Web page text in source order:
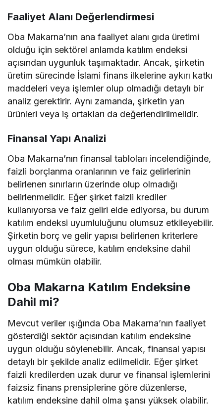
Faaliyet Alanı Değerlendirmesi
Oba Makarna’nın ana faaliyet alanı gıda üretimi
olduğu için sektörel anlamda katılım endeksi
açısından uygunluk taşımaktadır. Ancak, şirketin
üretim sürecinde İslami finans ilkelerine aykırı katkı
maddeleri veya işlemler olup olmadığı detaylı bir
analiz gerektirir. Aynı zamanda, şirketin yan
ürünleri veya iş ortakları da değerlendirilmelidir.
Finansal Yapı Analizi
Oba Makarna’nın finansal tabloları incelendiğinde,
faizli borçlanma oranlarının ve faiz gelirlerinin
belirlenen sınırların üzerinde olup olmadığı
belirlenmelidir. Eğer şirket faizli krediler
kullanıyorsa ve faiz geliri elde ediyorsa, bu durum
katılım endeksi uyumluluğunu olumsuz etkileyebilir.
Şirketin borç ve gelir yapısı belirlenen kriterlere
uygun olduğu sürece, katılım endeksine dahil
olması mümkün olabilir.
Oba Makarna Katılım Endeksine
Dahil mi?
Mevcut veriler ışığında Oba Makarna’nın faaliyet
gösterdiği sektör açısından katılım endeksine
uygun olduğu söylenebilir. Ancak, finansal yapısı
detaylı bir şekilde analiz edilmelidir. Eğer şirket
faizli kredilerden uzak durur ve finansal işlemlerini
faizsiz finans prensiplerine göre düzenlerse,
katılım endeksine dahil olma şansı yüksek olabilir.